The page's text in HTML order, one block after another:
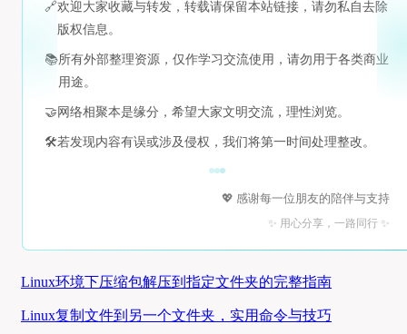
🔗欢迎大家收藏与转发，转载请保留本站链接，请勿私自去除
版权信息。
📚所有外部整理资源，仅作学习交流使用，请勿用于各类商业
用途。
🤝 网络相聚本是缘分，希望大家文明交流，理性浏览。
🛠️若发现内容有误或涉及侵权，我们将第一时间处理整改。
💖 感谢每一位朋友的陪伴与支持
✨ 用心分享，一路同行 ✨
Linux环境下压缩包解压到指定文件夹的完整指南
Linux复制文件到另一个文件夹，实用命令与技巧